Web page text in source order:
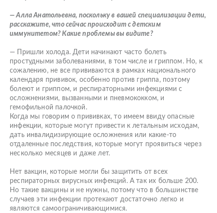
— Алла Анатольевна, поскольку в вашей специализации дети,
расскажите, что сейчас происходит с детским
иммунитетом? Какие проблемы вы видите?
— Пришли холода. Дети начинают часто болеть
простудными заболеваниями, в том числе и гриппом. Но, к
сожалению, не все прививаются в рамках национального
календаря прививок, особенно против гриппа, поэтому
болеют и гриппом, и респираторными инфекциями с
осложнениями, вызванными и пневмококком, и
гемофильной палочкой.
Когда мы говорим о прививках, то имеем ввиду опасные
инфекции, которые могут привести к летальным исходам,
дать инвалидизирующие осложнения или какие-то
отдаленные последствия, которые могут проявиться через
несколько месяцев и даже лет.
Нет вакцин, которые могли бы защитить от всех
респираторных вирусных инфекций. А так их больше 200.
Но такие вакцины и не нужны, потому что в большинстве
случаев эти инфекции протекают достаточно легко и
являются самоограничивающимися.